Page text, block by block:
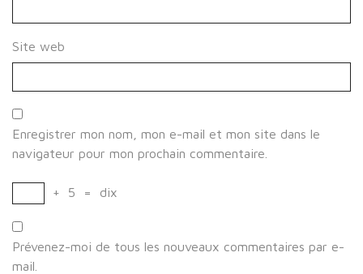
Site web
Enregistrer mon nom, mon e-mail et mon site dans le
navigateur pour mon prochain commentaire.
+ 5 = dix
Prévenez-moi de tous les nouveaux commentaires par e-
mail.